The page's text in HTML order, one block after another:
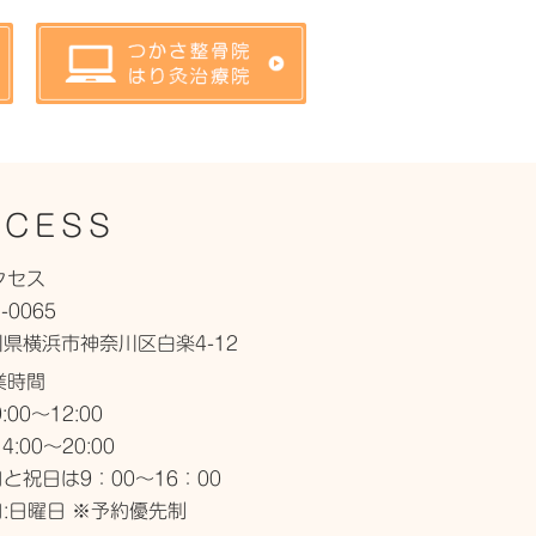
セス
0065
県横浜市神奈川区白楽4-12
時間
～12:00
～20:00
と祝日は9：00～16：00
日曜日 ※予約優先制